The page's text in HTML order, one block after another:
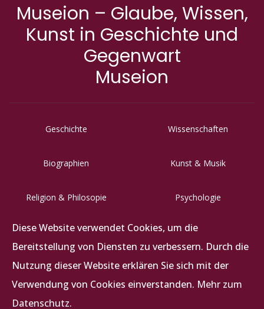
Dank der Möglichke...
Museion – Glaube, Wissen,
Kunst in Geschichte und
Gegenwart
Museion
Geschichte Wissenschaften
Biographien Kunst & Musik
Religion & Philosopie Psychologie
Letzigraben 117, CH-8047 Zürich
+41 (0)44 492 62 62
Diese Website verwendet Cookies, um die
Bereitstellung von Diensten zu verbessern. Durch die
Nutzung dieser Website erklären Sie sich mit der
Verwendung von Cookies einverstanden. Mehr zum
Datenschutz.